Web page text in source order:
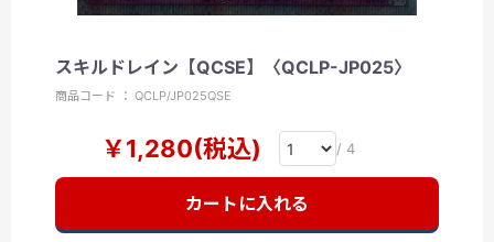
スキルドレイン【QCSE】〈QCLP-JP025〉
商品コード ： QCLP/JP025QSE
￥1,280(税込) / 4
カートに入れる